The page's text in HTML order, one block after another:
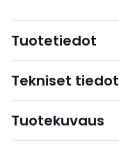
Tuotetiedot
Tekniset tiedot
Tuotekuvaus